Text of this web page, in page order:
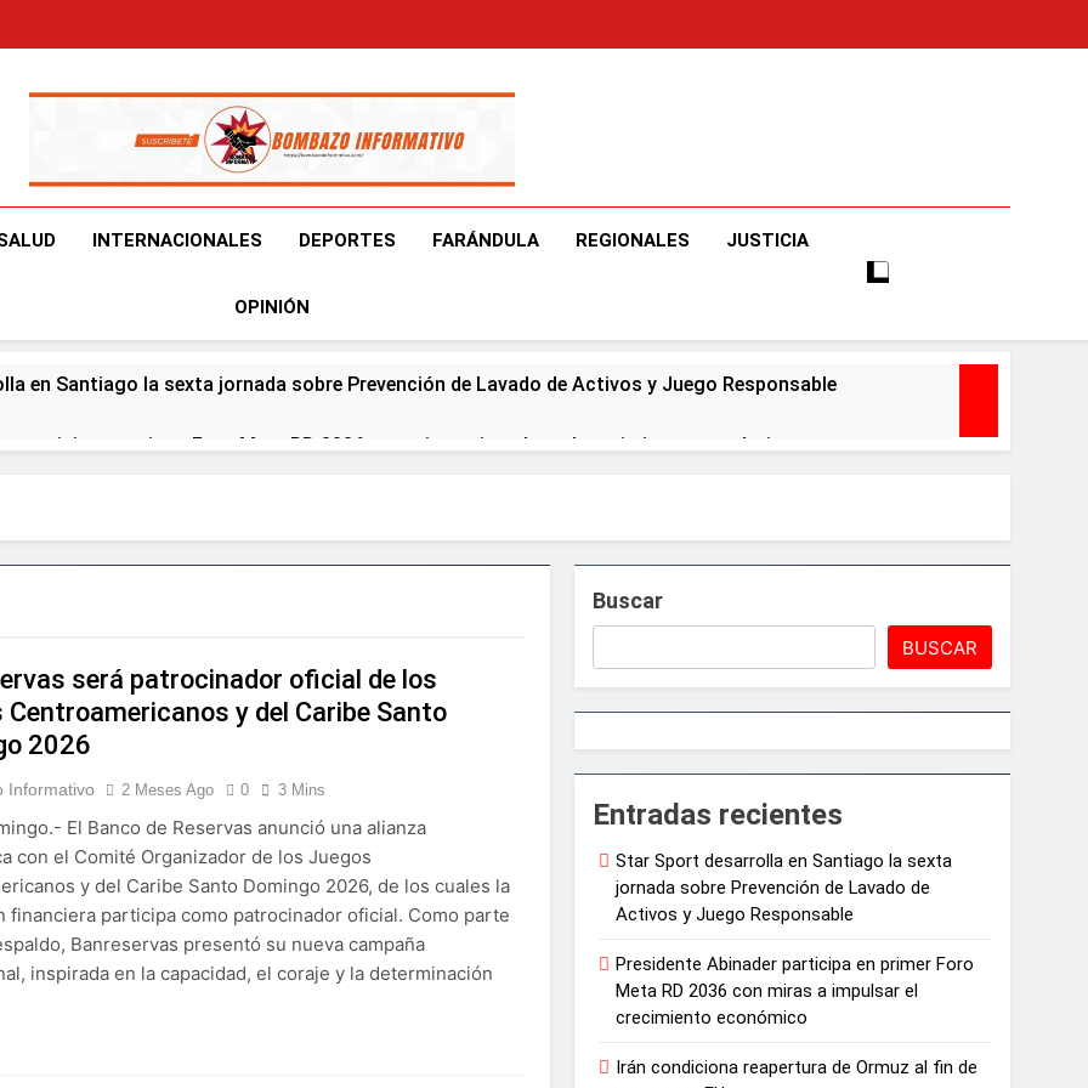
Bombazo Informativo
INTERNACIONALES DEPORTES FARÁNDULA REGIONALES JUSTICIA
OPINIÓN
en Santiago la sexta jornada sobre Prevención de Lavado de Activos y Juego Responsable
participa en primer Foro Meta RD 2036 con miras a impulsar el crecimiento económico
la mecanización del campo con el programa PRONAMEC
el oro en los 400 metros planos
plantea posición sobre proyecto de Ley General de Juegos de Azar
horario por Juegos Centroamericanos
en Francia y Banreservas lanzan convocatoria para residencias artísticas en París
al proyecto Azua II – Pueblo Viejo, fortaleciendo el desarrollo agrícola de la provincia
será patrocinador oficial de los
Centroamericanos y del Caribe Santo
2026
Informativo 2 Meses Ago 0 3 Mins
El Banco de Reservas anunció una alianza
con el Comité Organizador de los Juegos
y del Caribe Santo Domingo 2026, de los cuales la
financiera participa como patrocinador oficial. Como parte
Banreservas presentó su nueva campaña
inspirada en la capacidad, el coraje y la determinación
Buscar
BUSCAR
Entradas recientes
Star Sport desarrolla en Santiago la sexta
jornada sobre Prevención de Lavado de
Activos y Juego Responsable
Presidente Abinader participa en primer Foro
Meta RD 2036 con miras a impulsar el
crecimiento económico
Irán condiciona reapertura de Ormuz al fin de